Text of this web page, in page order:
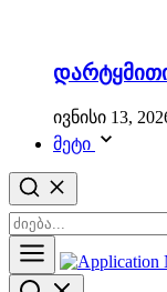
ივნისი 13,
მეტი